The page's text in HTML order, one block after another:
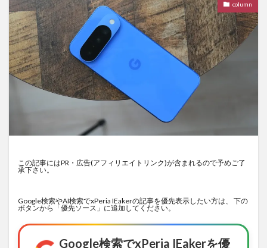
column
この記事にはPR・広告(アフィリエイトリンク)が含まれるので予めご了
承下さい。
Google検索やAI検索でxPeria IEakerの記事を優先表示したい方は、 下の
ボタンから「優先ソース」に追加してください。
Google検索でxPeria IEakerを優